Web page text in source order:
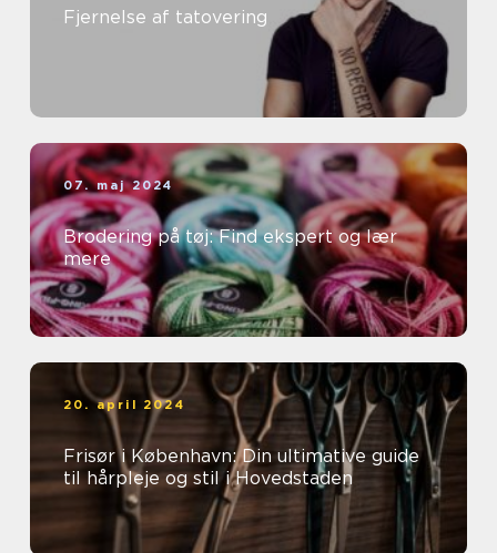
Fjernelse af tatovering
07. maj 2024
Brodering på tøj: Find ekspert og lær
mere
20. april 2024
Frisør i København: Din ultimative guide
til hårpleje og stil i Hovedstaden